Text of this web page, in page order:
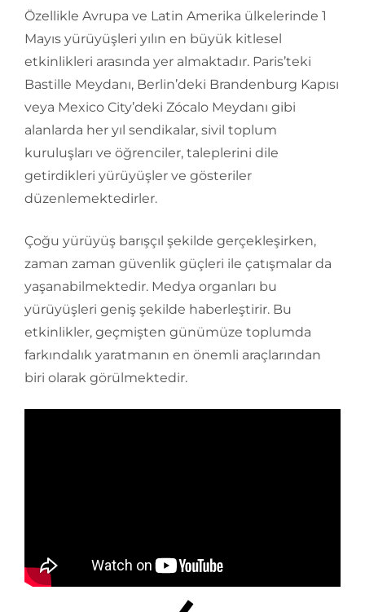
Özellikle Avrupa ve Latin Amerika ülkelerinde 1
Mayıs yürüyüşleri yılın en büyük kitlesel
etkinlikleri arasında yer almaktadır. Paris’teki
Bastille Meydanı, Berlin’deki Brandenburg Kapısı
veya Mexico City’deki Zócalo Meydanı gibi
alanlarda her yıl sendikalar, sivil toplum
kuruluşları ve öğrenciler, taleplerini dile
getirdikleri yürüyüşler ve gösteriler
düzenlemektedirler.
Çoğu yürüyüş barışçıl şekilde gerçekleşirken,
zaman zaman güvenlik güçleri ile çatışmalar da
yaşanabilmektedir. Medya organları bu
yürüyüşleri geniş şekilde haberleştirir. Bu
etkinlikler, geçmişten günümüze toplumda
farkındalık yaratmanın en önemli araçlarından
biri olarak görülmektedir.